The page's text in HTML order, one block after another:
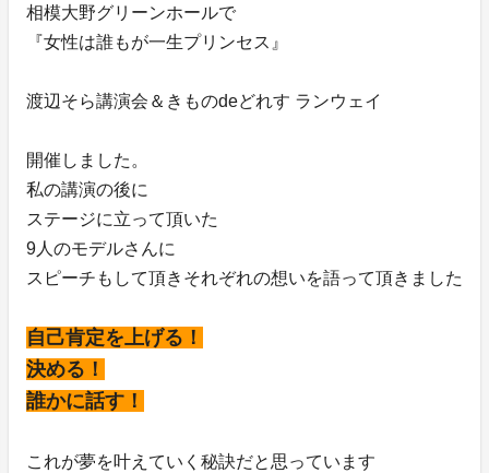
相模大野グリーンホールで
『女性は誰もが一生プリンセス』
渡辺そら講演会＆きものdeどれす ランウェイ
開催しました。
私の講演の後に
ステージに立って頂いた
9人のモデルさんに
スピーチもして頂きそれぞれの想いを語って頂きました
自己肯定を上げる！
決める！
誰かに話す！
これが夢を叶えていく秘訣だと思っています